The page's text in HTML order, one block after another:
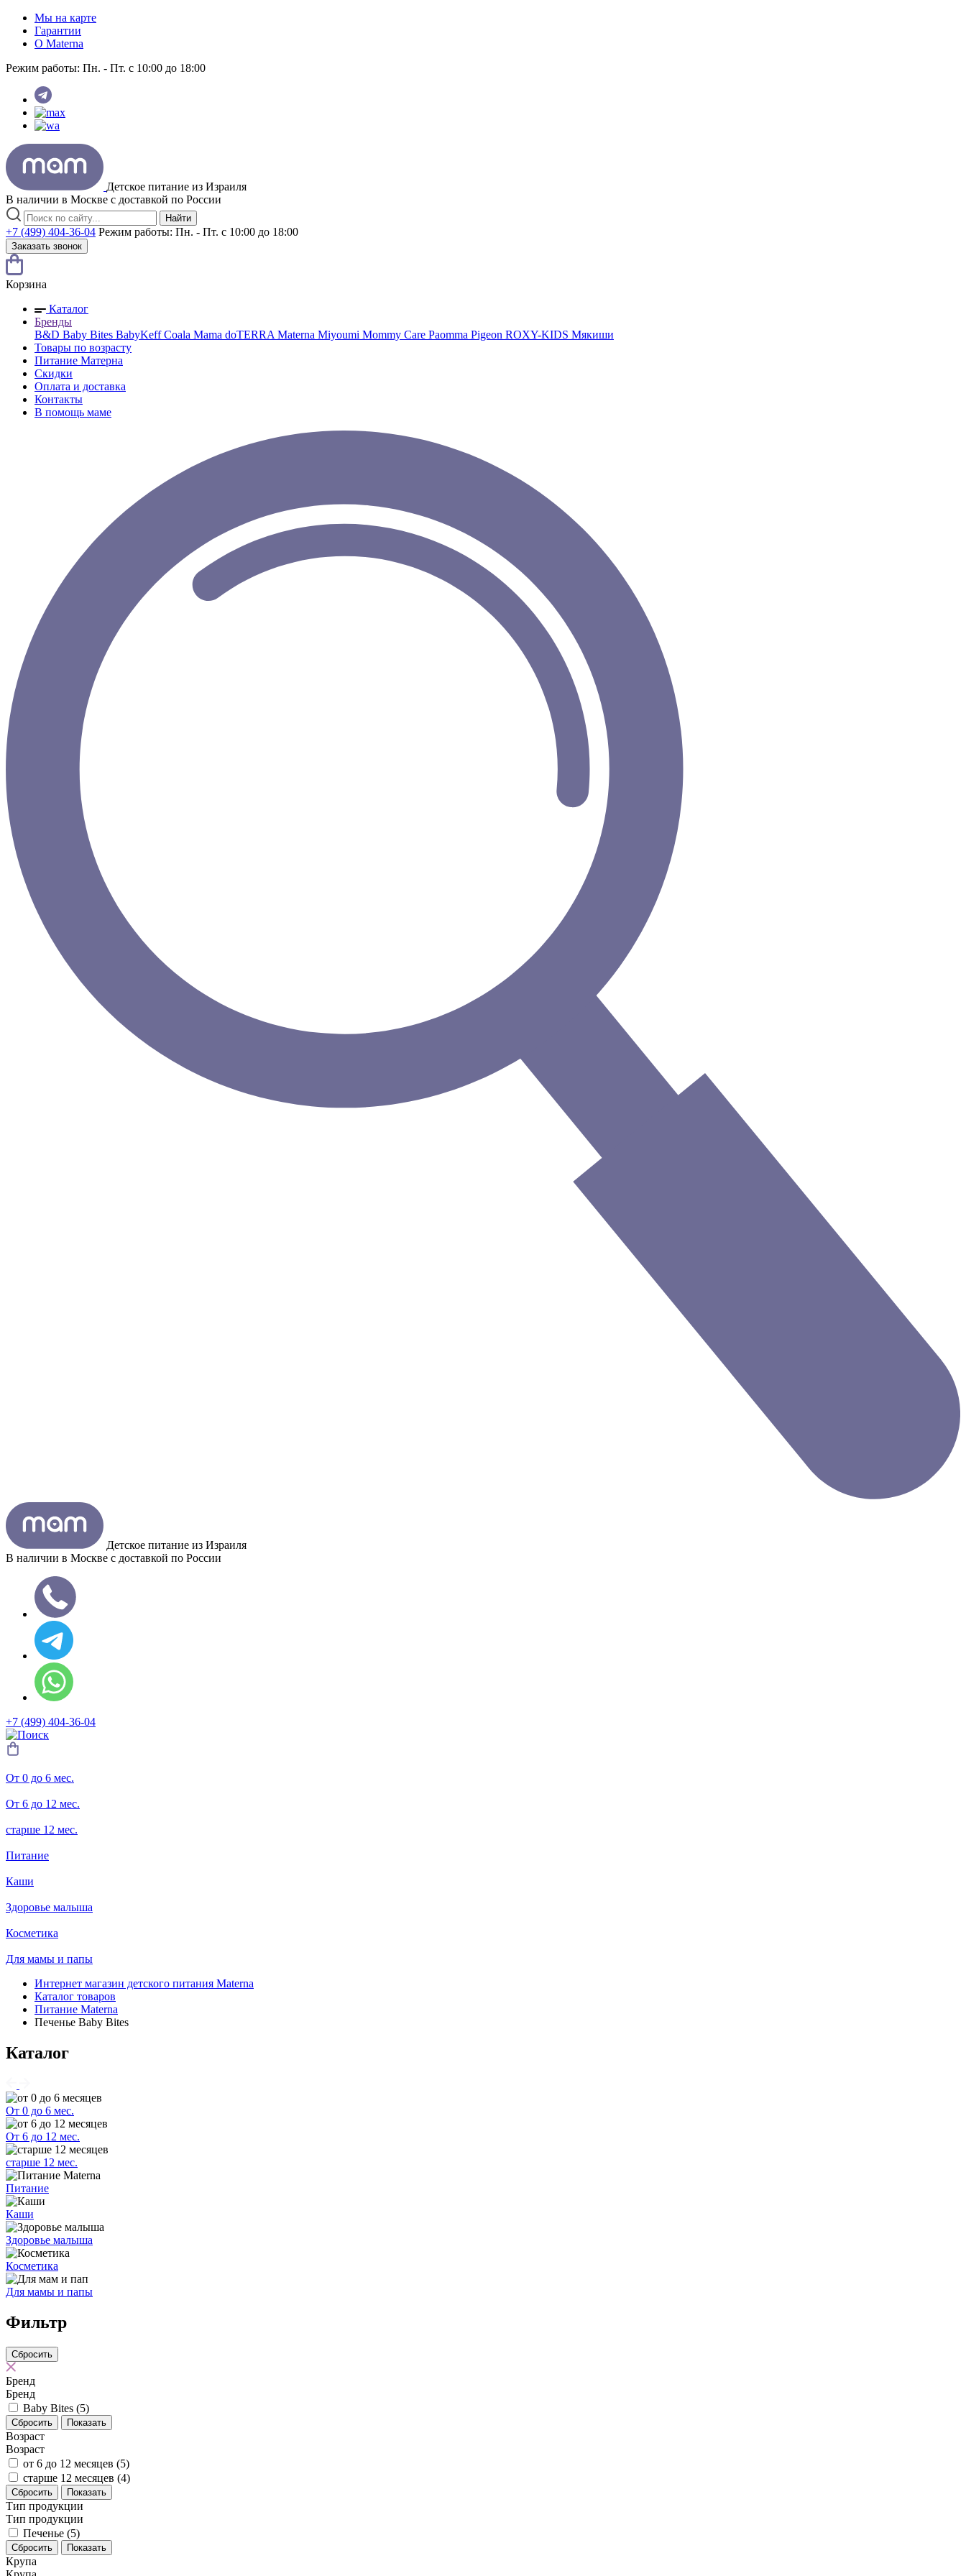
Мы на карте
Гарантии
O Materna
Режим работы: Пн. - Пт. с 10:00 до 18:00
Детское питание из Израиля
В наличии в Москве с доставкой по России
Найти
+7 (499) 404-36-04 Режим работы: Пн. - Пт. с 10:00 до 18:00
Заказать звонок
Корзина
Каталог
Бренды
B&D Baby Bites BabyKeffCoala Mama doTERRA Materna Miyoumi Mommy Care Paomma Pigeon ROXY-KIDS Мякиши
Товары по возрасту
Питание Матерна
Скидки
Оплата и доставка
Контакты
В помощь маме
Детское питание из Израиля
В наличии в Москве с доставкой по России
+7 (499) 404-36-04
От 0 до 6 мес.
От 6 до 12 мес.
старше 12 мес.
Питание
Каши
Здоровье малыша
Косметика
Для мамы и папы
Интернет магазин детского питания Materna
Каталог товаров
Питание Materna
Печенье Baby Bites
Каталог
От 0 до 6 мес.
От 6 до 12 мес.
старше 12 мес.
Питание
Каши
Здоровье малыша
Косметика
Для мамы и папы
Фильтр
Бренд
Бренд
Baby Bites (5)
Сбросить Показать
Возраст
Возраст
от 6 до 12 месяцев (5)
старше 12 месяцев (4)
Сбросить Показать
Тип продукции
Тип продукции
Печенье (5)
Сбросить Показать
Крупа